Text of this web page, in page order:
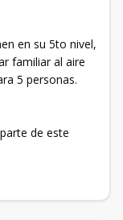
en su 5to nivel,
familiar al aire
5 personas.
de este